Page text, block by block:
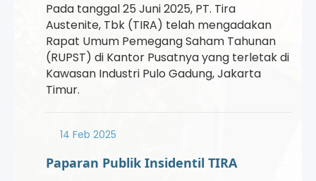
Pada tanggal 25 Juni 2025, PT. Tira
Austenite, Tbk (TIRA) telah mengadakan
Rapat Umum Pemegang Saham Tahunan
(RUPST) di Kantor Pusatnya yang terletak di
Kawasan Industri Pulo Gadung, Jakarta
Timur.
14 Feb 2025
Paparan Publik Insidentil TIRA